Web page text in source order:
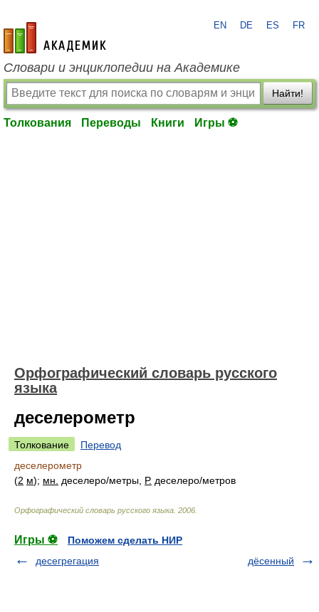
academic.ru
EN DE ES FR
Словари и энциклопедии на Академике
Найти!
Толкования Переводы Книги Игры ⚽
Орфографический словарь русского
языка
деселерометр
Толкование
Перевод
деселерометр
(2 м); мн. деселеро/метры, Р. деселеро/метров
Орфографический словарь русского языка 2006
Игры ⚽
Поможем сделать НИР
десегрегация
дёсенный